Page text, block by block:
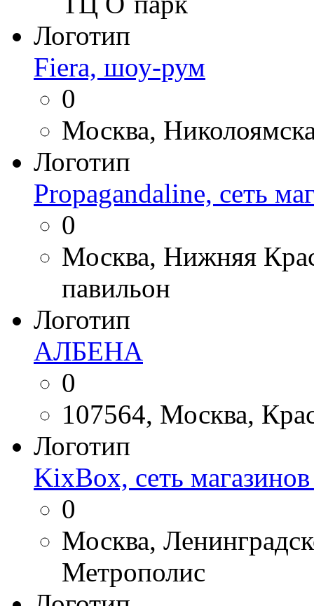
Логотип
Fiera, шоу-рум
0
Москва,
Логотип
Propagandaline, сеть
0
Москва, Нижняя
павильон
Логотип
АЛБЕНА
0
107564, Москва,
Логотип
KixBox, сеть
0
Москва,
Метрополис